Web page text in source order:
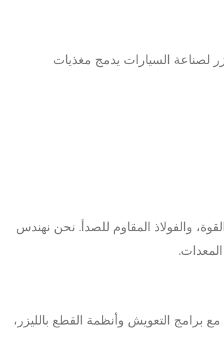
لصناعة السيارات يدمج مغذيات
والفولاذ المقاوم للصدأ. نحن نهندس
برامج التعويش وأنظمة القطع بالليزر،